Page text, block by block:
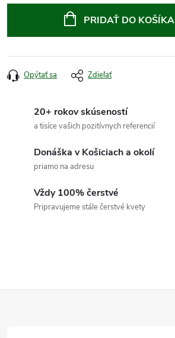
PRIDAŤ DO KOŠÍKA
Opýtať sa Zdieľať
20+ rokov skúseností
a tisíce vašich pozitívnych referencií
Donáška v Košiciach a okolí
priamo na adresu
Vždy 100% čerstvé
Pripravujeme stále čerstvé kvety